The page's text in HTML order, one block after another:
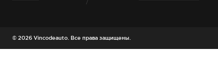
© 2026 Vincodeauto. Все права защищены.